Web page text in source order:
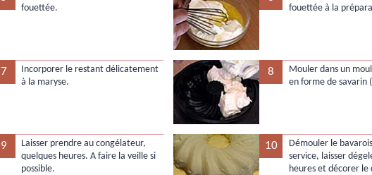
fouettée.
fouettée à la
7
Incorporer le restant délicatement
à la maryse.
8
Mouler dans un
en forme de savarin
9
Laisser prendre au congélateur,
quelques heures. A faire la veille si
possible.
10
Démouler le
service, laisser
heures et décorer le